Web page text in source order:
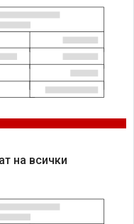
на всички